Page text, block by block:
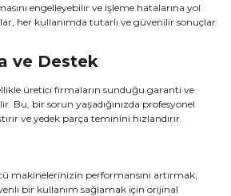
engelleyebilir ve işleme hatalarına yol
her kullanımda tutarlı ve güvenilir sonuçlar
ve Destek
üretici firmaların sunduğu garanti ve
Bu, bir sorun yaşadığınızda profesyonel
ve yedek parça teminini hızlandırır.
makinelerinizin performansını artırmak,
bir kullanım sağlamak için orijinal